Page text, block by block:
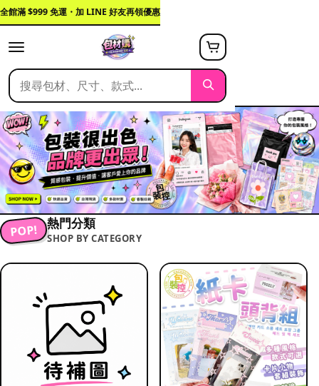
全館滿 $999 免運・加 LINE 好友再領優惠
POP! 熱門分類
SHOP BY CATEGORY